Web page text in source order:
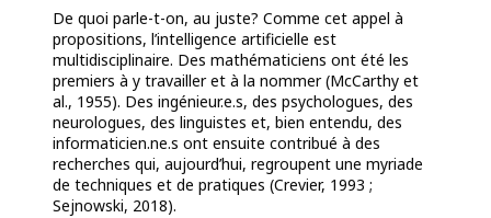
De quoi parle-t-on, au juste? Comme cet appel à
propositions, l’intelligence artificielle est
multidisciplinaire. Des mathématiciens ont été les
premiers à y travailler et à la nommer (McCarthy et
al., 1955). Des ingénieur.e.s, des psychologues, des
neurologues, des linguistes et, bien entendu, des
informaticien.ne.s ont ensuite contribué à des
recherches qui, aujourd’hui, regroupent une myriade
de techniques et de pratiques (Crevier, 1993 ;
Sejnowski, 2018).